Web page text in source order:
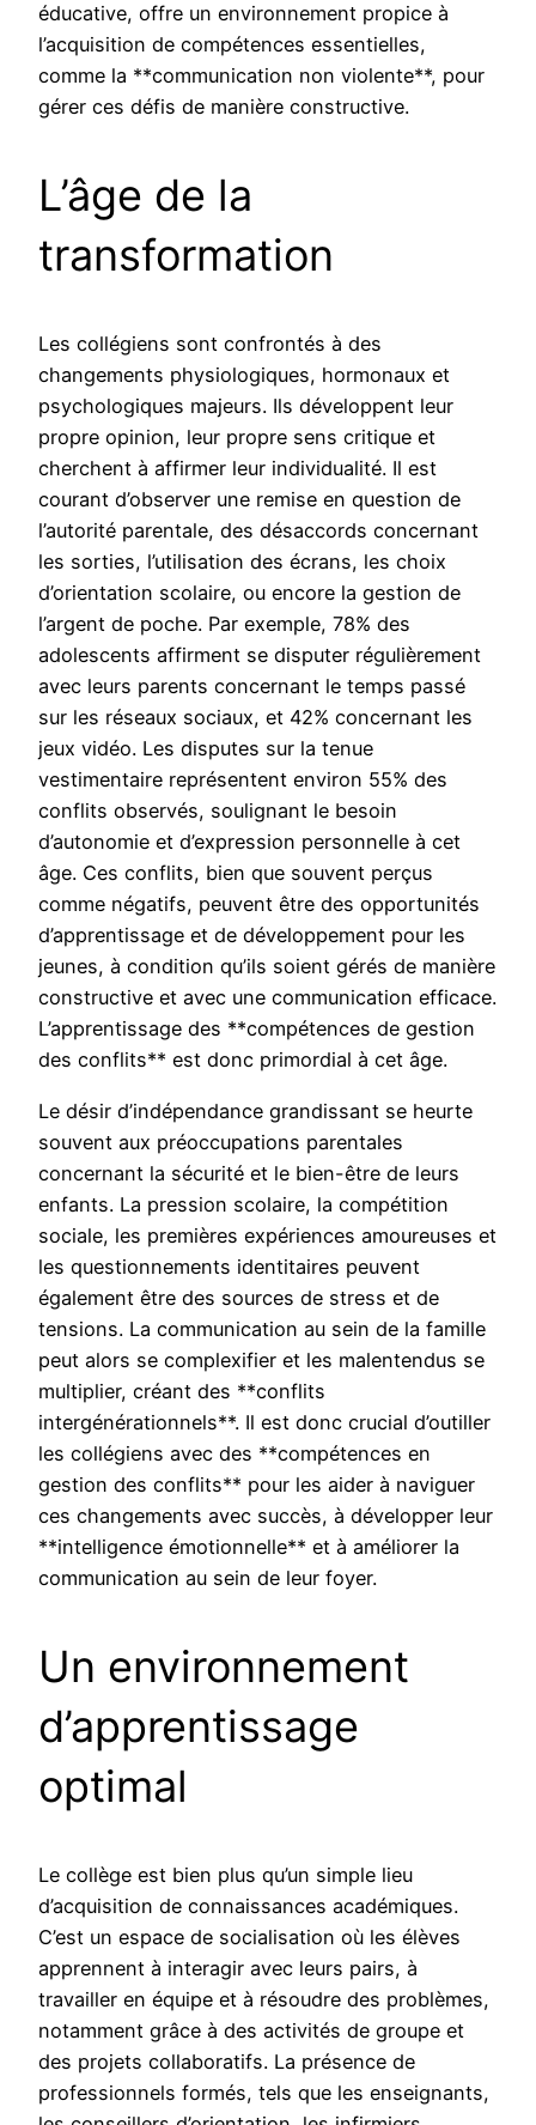
éducative, offre un environnement propice à
l’acquisition de compétences essentielles,
comme la **communication non violente**, pour
gérer ces défis de manière constructive.
L’âge de la
transformation
Les collégiens sont confrontés à des
changements physiologiques, hormonaux et
psychologiques majeurs. Ils développent leur
propre opinion, leur propre sens critique et
cherchent à affirmer leur individualité. Il est
courant d’observer une remise en question de
l’autorité parentale, des désaccords concernant
les sorties, l’utilisation des écrans, les choix
d’orientation scolaire, ou encore la gestion de
l’argent de poche. Par exemple, 78% des
adolescents affirment se disputer régulièrement
avec leurs parents concernant le temps passé
sur les réseaux sociaux, et 42% concernant les
jeux vidéo. Les disputes sur la tenue
vestimentaire représentent environ 55% des
conflits observés, soulignant le besoin
d’autonomie et d’expression personnelle à cet
âge. Ces conflits, bien que souvent perçus
comme négatifs, peuvent être des opportunités
d’apprentissage et de développement pour les
jeunes, à condition qu’ils soient gérés de manière
constructive et avec une communication efficace.
L’apprentissage des **compétences de gestion
des conflits** est donc primordial à cet âge.
Le désir d’indépendance grandissant se heurte
souvent aux préoccupations parentales
concernant la sécurité et le bien-être de leurs
enfants. La pression scolaire, la compétition
sociale, les premières expériences amoureuses et
les questionnements identitaires peuvent
également être des sources de stress et de
tensions. La communication au sein de la famille
peut alors se complexifier et les malentendus se
multiplier, créant des **conflits
intergénérationnels**. Il est donc crucial d’outiller
les collégiens avec des **compétences en
gestion des conflits** pour les aider à naviguer
ces changements avec succès, à développer leur
**intelligence émotionnelle** et à améliorer la
communication au sein de leur foyer.
Un environnement
d’apprentissage
optimal
Le collège est bien plus qu’un simple lieu
d’acquisition de connaissances académiques.
C’est un espace de socialisation où les élèves
apprennent à interagir avec leurs pairs, à
travailler en équipe et à résoudre des problèmes,
notamment grâce à des activités de groupe et
des projets collaboratifs. La présence de
professionnels formés, tels que les enseignants,